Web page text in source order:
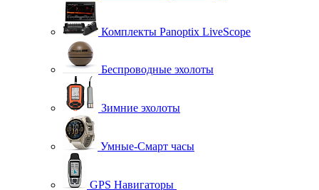
Комплекты Panoptix LiveScope
Беспроводные эхолоты
Зимние эхолоты
Умные-Смарт часы
GPS Навигаторы